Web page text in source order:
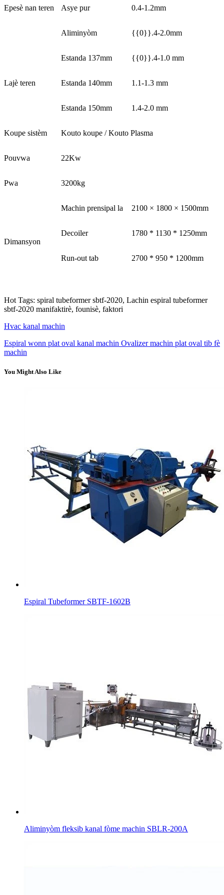
Epesè nan teren Asye pur 0.4-1.2mm
Aliminyòm {{0}}.4-2.0mm
Lajè teren
Estanda 137mm {{0}}.4-1.0 mm
Estanda 140mm 1.1-1.3 mm
Estanda 150mm 1.4-2.0 mm
Koupe sistèm Kouto koupe / Kouto Plasma
Pouvwa 22Kw
Pwa 3200kg
Dimansyon
Machin prensipal la 2100 × 1800 × 1500mm
Decoiler 1780 * 1130 * 1250mm
Run-out tab 2700 * 950 * 1200mm
Hot Tags: spiral tubeformer sbtf-2020, Lachin espiral tubeformer
sbtf-2020 manifaktirè, founisè, faktori
Hvac kanal machin
Espiral wonn plat oval kanal machin Ovalizer machin plat oval tib fè
machin
You Might Also Like
Espiral Tubeformer SBTF-1602B
Aliminyòm fleksib kanal fòme machin SBLR-200A